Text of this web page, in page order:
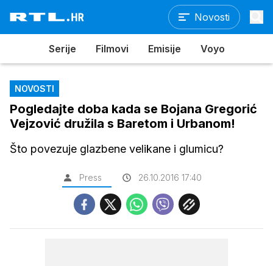
Novosti
Serije Filmovi Emisije Voyo
NOVOSTI
Pogledajte doba kada se Bojana Gregorić
Vejzović družila s Baretom i Urbanom!
Što povezuje glazbene velikane i glumicu?
Press 26.10.2016 17:40